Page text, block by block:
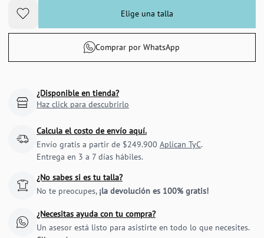
Elige una talla
Comprar por WhatsApp
¿Disponible en tienda?
Haz click para descubrirlo
Calcula el costo de envío aquí.
Envío gratis a partir de $249.900 Aplican TyC.
Entrega en 3 a 7 días hábiles.
¿No sabes si es tu talla?
No te preocupes, ¡la devolución es 100% gratis!
¿Necesitas ayuda con tu compra?
Un asesor está listo para asistirte en todo lo que necesites.